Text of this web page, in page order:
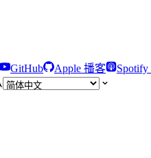
GitHub Apple 播客